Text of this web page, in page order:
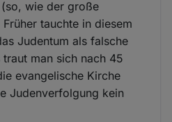
wie der große
tauchte in diesem
Judentum als falsche
man sich nach 45
evangelische Kirche
Judenverfolgung kein